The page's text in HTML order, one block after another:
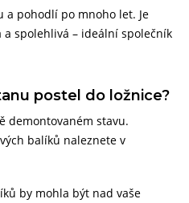
a pohodlí po mnoho let. Je
spolehlivá – ideální společník
postel do ložnice?
demontovaném stavu.
balíků naleznete v
by mohla být nad vaše